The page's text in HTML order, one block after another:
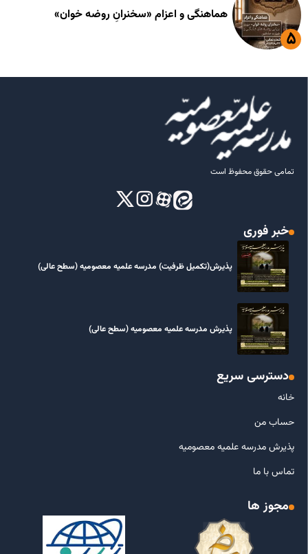
هماهنگی و اعزام «سخنرانِ روضه خوان»
تمامی حقوق محفوظ است
خبر فوری
پذیرش(تکمیل ظرفیت) مدرسه علمیه معصومیه‌ (سطح عالی)
پذیرش مدرسه علمیه معصومیه‌ (سطح عالی)
دسترسی سریع
خانه
حساب من
پذیرش مدرسه علمیه معصومیه
تماس با ما
مجوز ها